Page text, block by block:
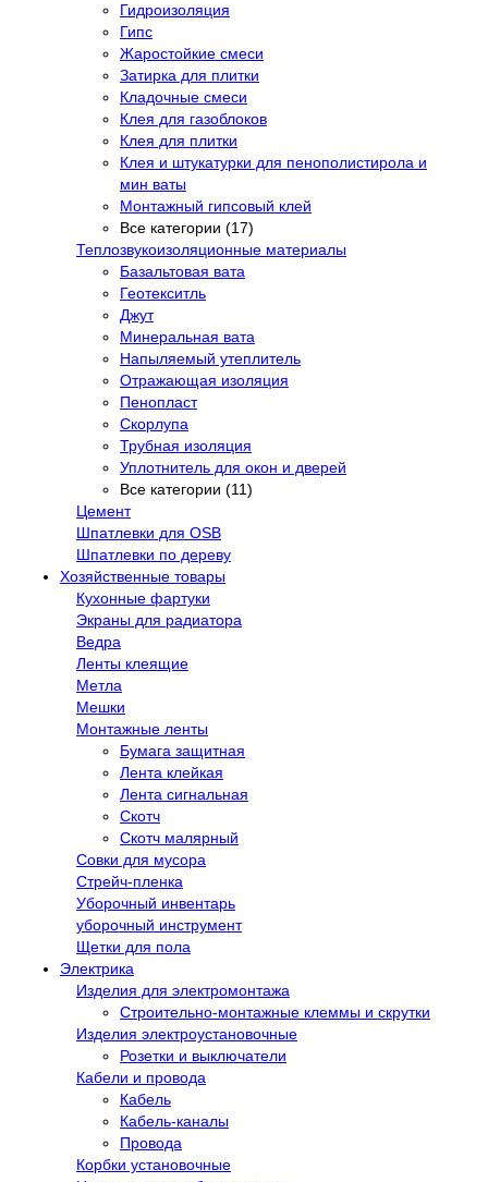
Гидроизоляция
Гипс
Жаростойкие смеси
Затирка для плитки
Кладочные смеси
Клея для газоблоков
Клея для плитки
Клея и штукатурки для пенополистирола и
мин ваты
Монтажный гипсовый клей
Все категории (17)
Теплозвукоизоляционные материалы
Базальтовая вата
Геотекситль
Джут
Минеральная вата
Напыляемый утеплитель
Отражающая изоляция
Пенопласт
Скорлупа
Трубная изоляция
Уплотнитель для окон и дверей
Все категории (11)
Цемент
Шпатлевки для OSB
Шпатлевки по дереву
Хозяйственные товары
Кухонные фартуки
Экраны для радиатора
Ведра
Ленты клеящие
Метла
Мешки
Монтажные ленты
Бумага защитная
Лента клейкая
Лента сигнальная
Скотч
Скотч малярный
Совки для мусора
Стрейч-пленка
Уборочный инвентарь
уборочный инструмент
Щетки для пола
Электрика
Изделия для электромонтажа
Строительно-монтажные клеммы и скрутки
Изделия электроустановочные
Розетки и выключатели
Кабели и провода
Кабель
Кабель-каналы
Провода
Корбки установочные